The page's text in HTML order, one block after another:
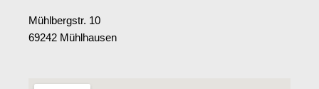
Mühlbergstr. 10
69242 Mühlhausen